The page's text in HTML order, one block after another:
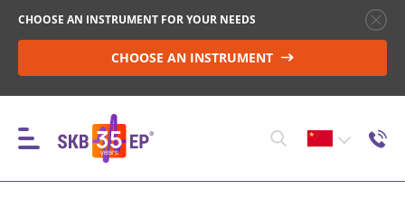
CHOOSE AN INSTRUMENT FOR YOUR NEEDS
CHOOSE AN INSTRUMENT